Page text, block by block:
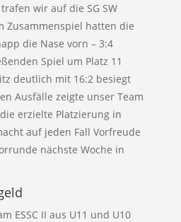
wir auf die SG SW
Zusammenspiel hatten die
die Nase vorn – 3:4
Spiel um Platz 11
deutlich mit 16:2 besiegt
Ausfälle zeigte unser Team
erzielte Platzierung in
auf jeden Fall Vorfreude
nächste Woche in
ESSC II aus U11 und U10